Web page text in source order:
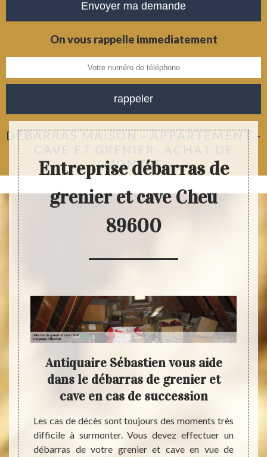
On vous rappelle immediatement
DÉBARRAS MAISON - APPARTEMENT -
CAVE ET GRENIER- ACHAT DE
MONTRE
Entreprise débarras de
grenier et cave Cheu
89600
en
le
et
de
un
Antiquaire Sébastien vous aide
dans le débarras de grenier et
cave en cas de succession
Les cas de décès sont toujours des moments très
difficile à surmonter. Vous devez effectuer un
débarras de votre grenier et cave en vue de
Il